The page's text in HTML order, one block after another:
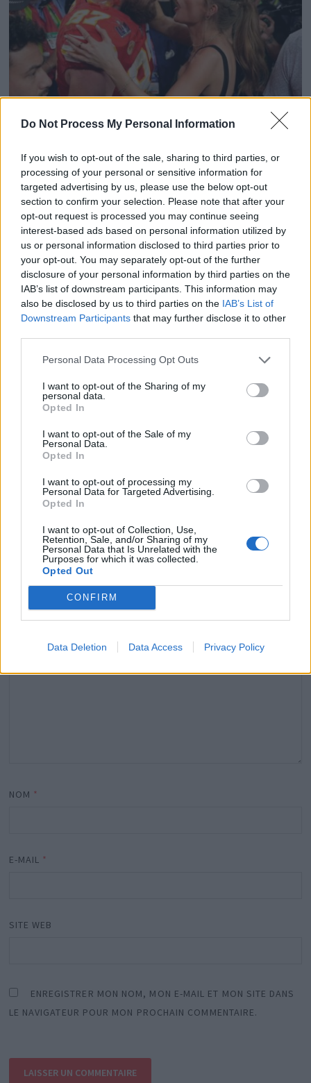
Do Not Process My Personal Information
If you wish to opt-out of the sale, sharing to third parties, or
processing of your personal or sensitive information for
targeted advertising by us, please use the below opt-out
section to confirm your selection. Please note that after your
opt-out request is processed you may continue seeing
interest-based ads based on personal information utilized by
us or personal information disclosed to third parties prior to
your opt-out. You may separately opt-out of the further
disclosure of your personal information by third parties on the
IAB’s list of downstream participants. This information may
also be disclosed by us to third parties on the IAB’s List of
Downstream Participants that may further disclose it to other
Personal Data Processing Opt Outs
I want to opt-out of the Sharing of my
personal data.
Opted In
I want to opt-out of the Sale of my
Personal Data.
Opted In
I want to opt-out of processing my
Personal Data for Targeted Advertising.
Opted In
I want to opt-out of Collection, Use,
Retention, Sale, and/or Sharing of my
Personal Data that Is Unrelated with the
Purposes for which it was collected.
Opted Out
CONFIRM
Data Deletion Data Access Privacy Policy
Swift au Super Bowl 2024
12 juillet 2024
Jean-Marie Bigard hospitalisé après un malaise
1 avril 2026
Laisser un commentaire
Votre adresse e-mail ne sera pas publiée.Les champs
obligatoires sont indiqués avec*
COMMENTAIRE*
NOM *
E-MAIL *
SITE WEB
ENREGISTRER MON NOM, MON E-MAIL ET MON SITE DANS
LE NAVIGATEUR POUR MON PROCHAIN COMMENTAIRE.